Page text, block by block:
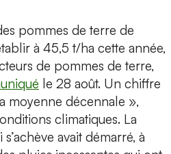
pommes de terre de
à 45,5 t/ha cette année,
de pommes de terre,
le 28 août. Un chiffre
moyenne décennale »,
climatiques. La
avait démarré, à